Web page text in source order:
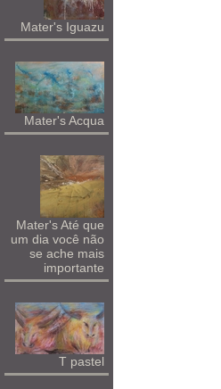
Mater's Iguazu
Mater's Acqua
Mater's Até que
um dia você não
se ache mais
importante
T pastel